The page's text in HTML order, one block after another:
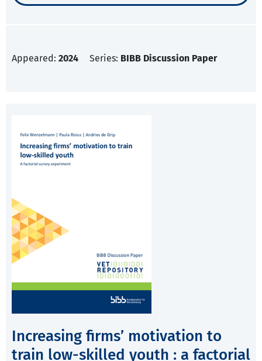
Appeared: 2024 Series: BIBB Discussion Paper
Increasing firms’ motivation to
train low-skilled youth : a factorial